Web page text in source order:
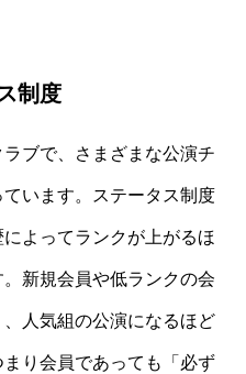
制度
ブで、さまざまな公演チ
います。ステータス制度
よってランクが上がるほ
新規会員や低ランクの会
人気組の公演になるほど
り会員であっても「必ず